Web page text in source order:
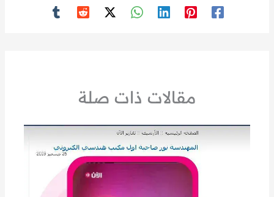
مقالات ذات صلة